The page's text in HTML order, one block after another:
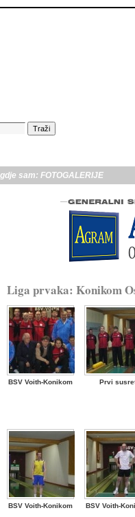
gdje sam: FOTOGALERIJE
Liga prvaka: Konikom
BSV Voith-Konikom Prvi
BSV Voith-Konikom BSV Voith-